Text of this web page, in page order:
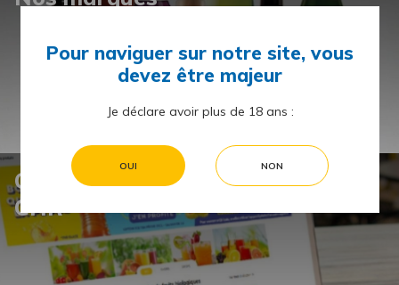
C10 Ads – la régie publicitaire du
CHR
Pour naviguer sur notre site, vous
devez être majeur
Je déclare avoir plus de 18 ans :
OUI NON